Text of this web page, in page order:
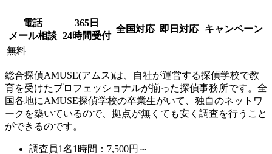
電話
メール相談
365日
24時間受付
全国対応 即日対応 キャンペーン
無料
総合探偵AMUSE(アムス)は、自社が運営する探偵学校で教
育を受けたプロフェッショナルが揃った探偵事務所です。全
国各地にAMUSE探偵学校の卒業生がいて、独自のネットワ
ークを築いているので、拠点が無くても安く調査を行うこと
ができるのです。
調査員1名1時間： 7,500円～